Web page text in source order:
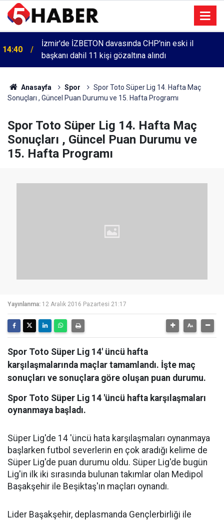
14:40
İzmir'de İZBETON davasında CHP'nin eski il
başkanı dahil 11 kişi gözaltına alındı
Anasayfa Spor
Spor Toto Süper Lig 14. Hafta Maç
Sonuçları , Güncel Puan Durumu ve 15. Hafta Programı
Spor Toto Süper Lig 14. Hafta Maç
Sonuçları , Güncel Puan Durumu ve
15. Hafta Programı
Yayınlanma: 12 Aralık 2016 Pazartesi 21:17
Spor Toto Süper Lig 14' üncü hafta
karşılaşmalarında maçlar tamamlandı. İşte maç
sonuçları ve sonuçlara göre oluşan puan durumu.
Spor Toto Süper Lig 14 'üncü hafta karşılaşmaları
oynanmaya başladı.
Süper Lig'de 14 'üncü hata karşılaşmaları oynanmaya
başlarken futbol severlerin en çok aradığı kelime de
Süper Lig'de puan durumu oldu. Süper Lig'de bugün
Lig'in ilk iki sırasında bulunan takımlar olan Medipol
Başakşehir ile Beşiktaş'ın maçları oynandı.
Lider Başakşehir, deplasmanda Gençlerbirliği ile